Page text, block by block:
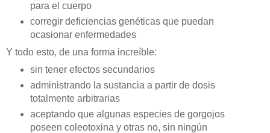
para el cuerpo
corregir deficiencias genéticas que puedan
ocasionar enfermedades
Y todo esto, de una forma increíble:
sin tener efectos secundarios
administrando la sustancia a partir de dosis
totalmente arbitrarias
aceptando que algunas especies de gorgojos
poseen coleotoxina y otras no, sin ningún